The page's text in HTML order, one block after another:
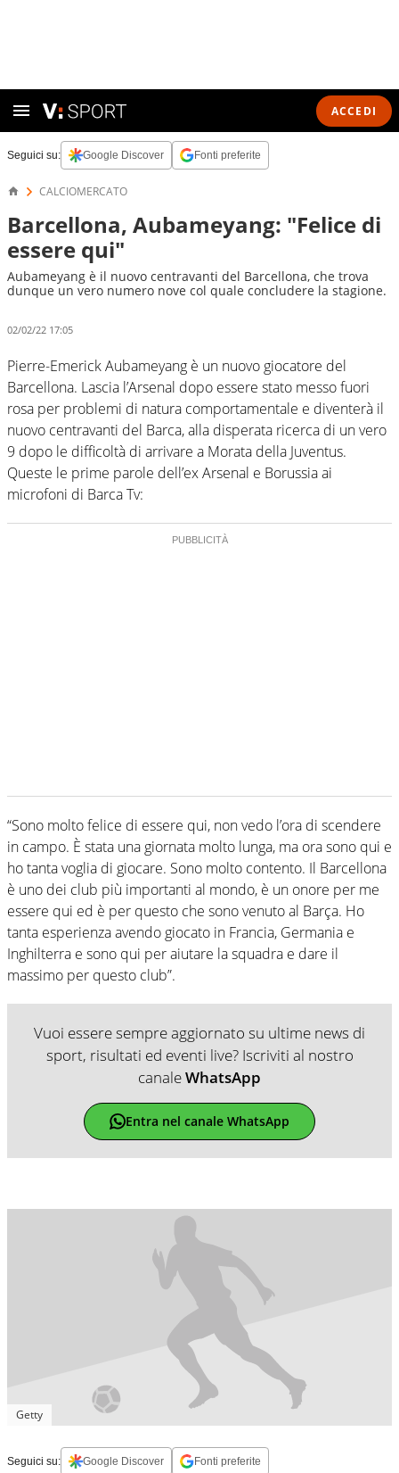
ACCEDI
Seguici su: Google Discover Fonti preferite
CALCIOMERCATO
Barcellona, Aubameyang: "Felice di
essere qui"
Aubameyang è il nuovo centravanti del Barcellona, che trova
dunque un vero numero nove col quale concludere la stagione.
02/02/22 17:05
Pierre-Emerick Aubameyang è un nuovo giocatore del
Barcellona. Lascia l’Arsenal dopo essere stato messo fuori
rosa per problemi di natura comportamentale e diventerà il
nuovo centravanti del Barca, alla disperata ricerca di un vero
9 dopo le difficoltà di arrivare a Morata della Juventus.
Queste le prime parole dell’ex Arsenal e Borussia ai
microfoni di Barca Tv:
“Sono molto felice di essere qui, non vedo l’ora di scendere
in campo. È stata una giornata molto lunga, ma ora sono qui e
ho tanta voglia di giocare. Sono molto contento. Il Barcellona
è uno dei club più importanti al mondo, è un onore per me
essere qui ed è per questo che sono venuto al Barça. Ho
tanta esperienza avendo giocato in Francia, Germania e
Inghilterra e sono qui per aiutare la squadra e dare il
massimo per questo club”.
Vuoi essere sempre aggiornato su ultime news di
sport, risultati ed eventi live? Iscriviti al nostro
canaleWhatsApp
Entra nel canale WhatsApp
Getty
Seguici su: Google Discover Fonti preferite